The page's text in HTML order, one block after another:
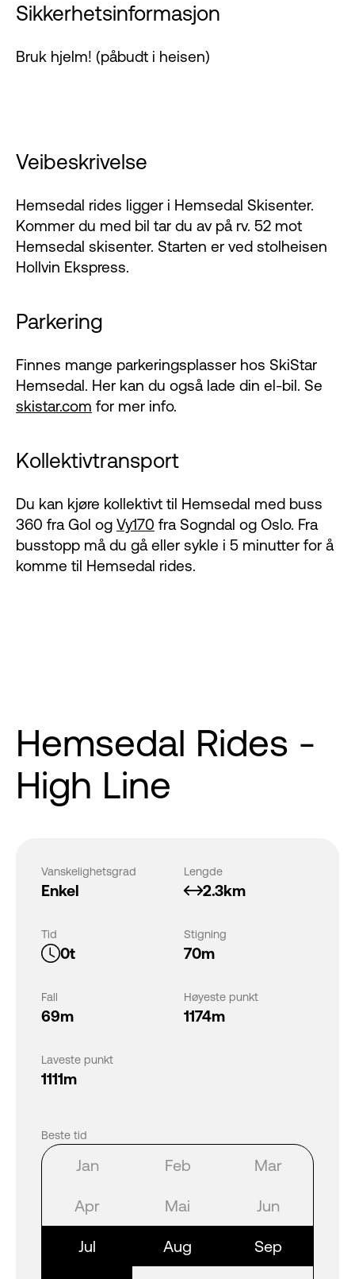
Sikkerhetsinformasjon
Bruk hjelm! (påbudt i heisen)
Veibeskrivelse
Hemsedal rides ligger i Hemsedal Skisenter.
Kommer du med bil tar du av på rv. 52 mot
Hemsedal skisenter. Starten er ved stolheisen
Hollvin Ekspress.
Parkering
Finnes mange parkeringsplasser hos SkiStar
Hemsedal. Her kan du også lade din el-bil. Se
skistar.com for mer info.
Kollektivtransport
Du kan kjøre kollektivt til Hemsedal med buss
360 fra Gol og Vy170 fra Sogndal og Oslo. Fra
busstopp må du gå eller sykle i 5 minutter for å
komme til Hemsedal rides.
Hemsedal Rides -
High Line
Vanskelighetsgrad
Enkel
Lengde
2.3km
Tid
0t
Stigning
70m
Fall
69m
Høyeste punkt
1174m
Laveste punkt
1111m
Beste tid
Jan Feb Mar
Apr Mai Jun
Jul Aug Sep